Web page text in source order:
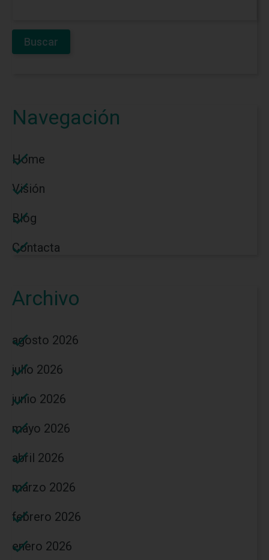
Navegación
Home
Visión
Blog
Contacta
Archivo
agosto 2026
julio 2026
junio 2026
mayo 2026
abril 2026
marzo 2026
febrero 2026
enero 2026